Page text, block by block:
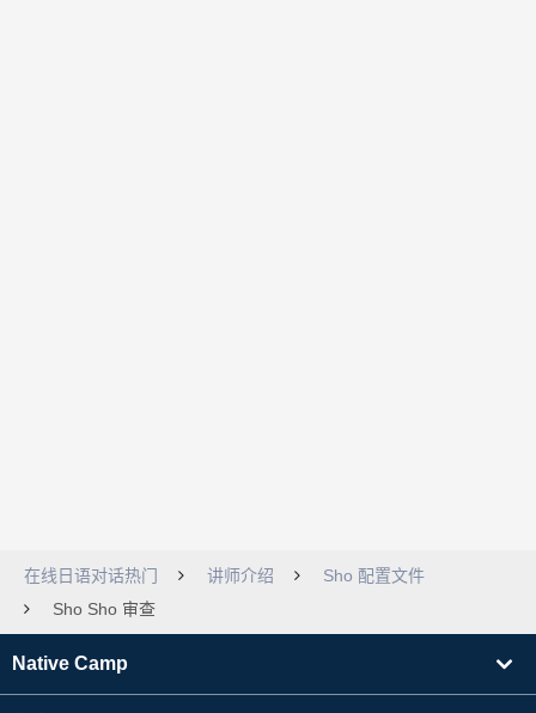
在线日语对话热门 讲师介绍
Sho 配置文件
Sho Sho 审查
Native Camp